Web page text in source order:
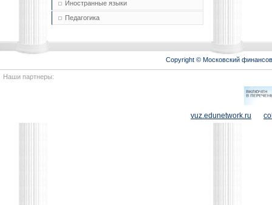
Иностранные языки
Педагогика
Copyright © Московский
Наши партнеры:
vuz.edunetwork.ru